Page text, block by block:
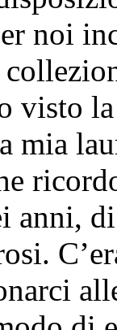
noi
visto
mia
anni,